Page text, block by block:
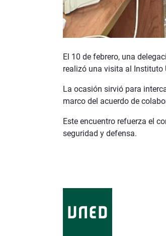
El 10 de febrero, una
realizó una visita al Instituto
La ocasión sirvió para
marco del acuerdo de
Este encuentro refuerza el
seguridad y defensa.